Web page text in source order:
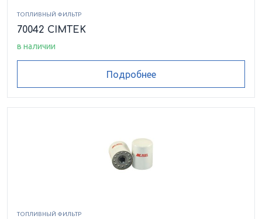
ТОПЛИВНЫЙ ФИЛЬТР
70042 CIMTEK
в наличии
Подробнее
ТОПЛИВНЫЙ ФИЛЬТР